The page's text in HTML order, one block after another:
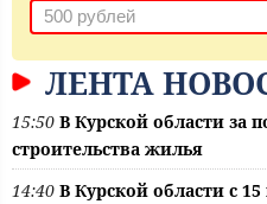
ЛЕНТА
15:50 В Курской области за
строительства жилья
14:40 В Курской области с